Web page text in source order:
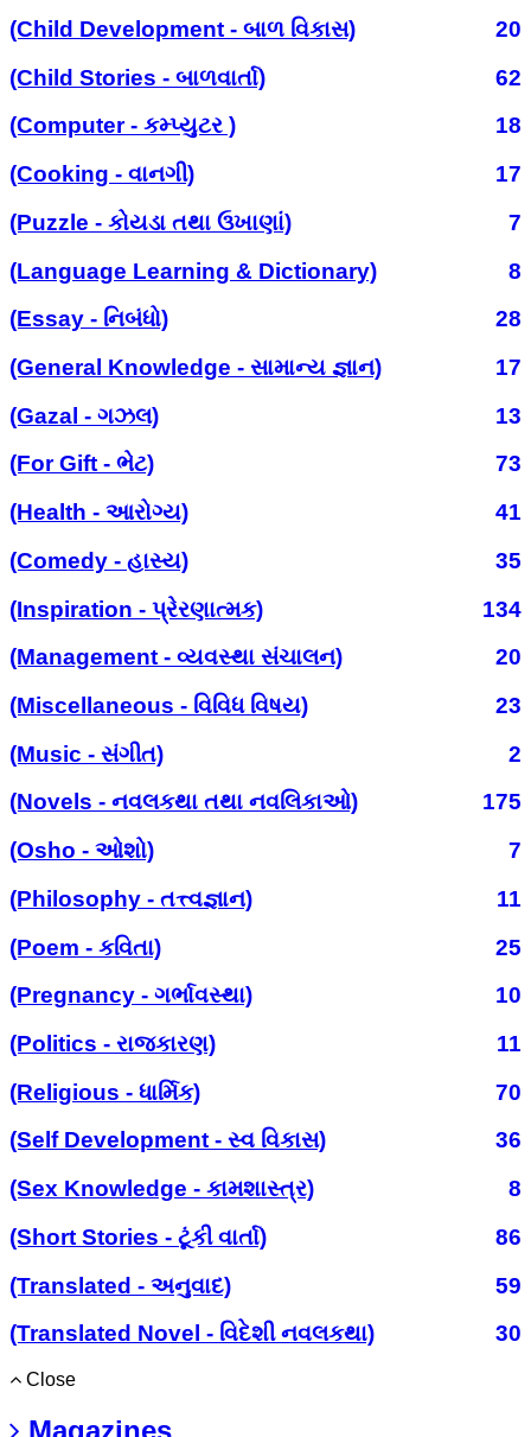
(Child Development - બાળ વિકાસ)
20
(Child Stories - બાળવાર્તા)
62
(Computer - કમ્પ્યુટર )
18
(Cooking - વાનગી)
17
(Puzzle - કોયડા તથા ઉખાણાં)
7
(Language Learning & Dictionary)
8
(Essay - નિબંધો)
28
(General Knowledge - સામાન્ય જ્ઞાન)
17
(Gazal - ગઝલ)
13
(For Gift - ભેટ)
73
(Health - આરોગ્ય)
41
(Comedy - હાસ્ય)
35
(Inspiration - પ્રેરણાત્મક)
134
(Management - વ્યવસ્થા સંચાલન)
20
(Miscellaneous - વિવિધ વિષય)
23
(Music - સંગીત)
2
(Novels - નવલકથા તથા નવલિકાઓ)
175
(Osho - ઓશો)
7
(Philosophy - તત્ત્વજ્ઞાન)
11
(Poem - કવિતા)
25
(Pregnancy - ગર્ભાવસ્થા)
10
(Politics - રાજકારણ)
11
(Religious - ધાર્મિક)
70
(Self Development - સ્વ વિકાસ)
36
(Sex Knowledge - કામશાસ્ત્ર)
8
(Short Stories - ટૂંકી વાર્તા)
86
(Translated - અનુવાદ)
59
(Translated Novel - વિદેશી નવલકથા)
30
Close
Magazines